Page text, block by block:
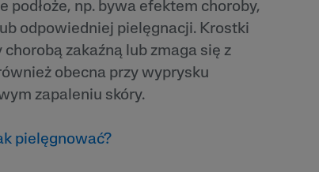
podłoże, np. bywa efektem choroby,
odpowiedniej pielęgnacji. Krostki
zakaźną lub zmaga się z
obecna przy wyprysku
zapaleniu skóry.
pielęgnować?